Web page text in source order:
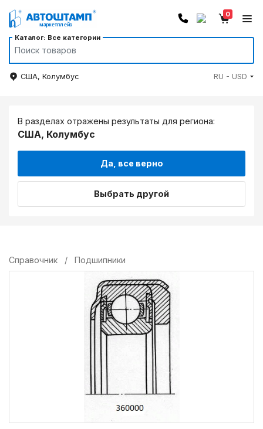
Каталог: Все категории
0
США, Колумбус RU - USD
В разделах отражены результаты для региона:
США, Колумбус
Да, все верно
Выбрать другой
Справочник / Подшипники